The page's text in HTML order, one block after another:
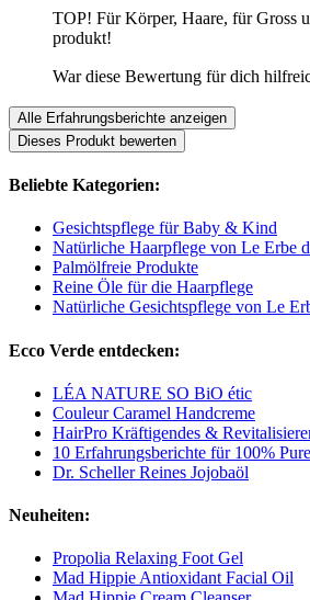
TOP! Für Körper, Haare, für Gross
produkt!
War diese Bewertung für dich
Alle Erfahrungsberichte anzeigen
Dieses Produkt bewerten
Beliebte Kategorien:
Gesichtspflege für Baby & Kind
Natürliche Haarpflege von Le Erbe
Palmölfreie Produkte
Reine Öle für die Haarpflege
Natürliche Gesichtspflege von Le
Ecco Verde entdecken:
LÉA NATURE SO BiO étic
Couleur Caramel Handcreme
HairPro Kräftigendes &
10 Erfahrungsberichte für 100%
Dr. Scheller Reines Jojobaöl
Neuheiten:
Propolia Relaxing Foot Gel
Mad Hippie Antioxidant Facial Oil